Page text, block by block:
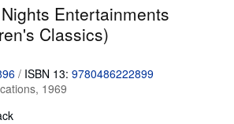
Entertainments
Classics)
/ ISBN 13: 9780486222899
1969